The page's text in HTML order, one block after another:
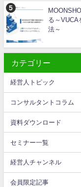
る～VUCA
法～
カテゴリー
経営人トピック
コンサルタントコラム
資料ダウンロード
セミナー一覧
経営人チャンネル
会員限定記事